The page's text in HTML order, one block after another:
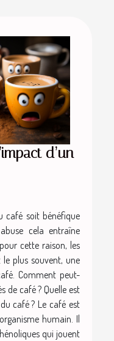
d’un
café soit bénéfique
cela entraîne
cette raison, les
plus souvent, une
Comment peut-
de café ? Quelle est
café ? Le café est
humain. Il
qui jouent